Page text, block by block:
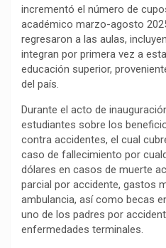
incrementó el número de
académico marzo-agosto
regresaron a las aulas,
integran por primera vez a
educación superior,
del país.
Durante el acto de
estudiantes sobre los
contra accidentes, el cual
caso de fallecimiento por
dólares en casos de muerte
parcial por accidente, gastos
ambulancia, así como becas
uno de los padres por
enfermedades terminales.